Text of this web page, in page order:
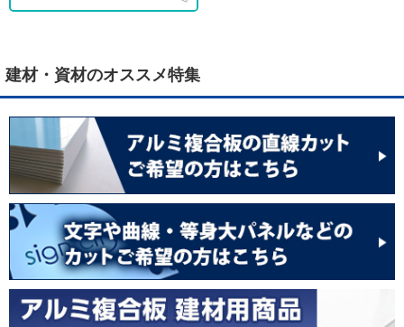
建材・資材のオススメ特集